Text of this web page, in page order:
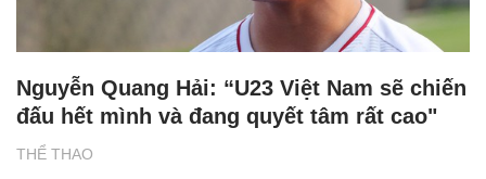
THỂ THAO
Nguyễn Quang Hải: “U23 Việt Nam sẽ chiến
đấu hết mình và đang quyết tâm rất cao"